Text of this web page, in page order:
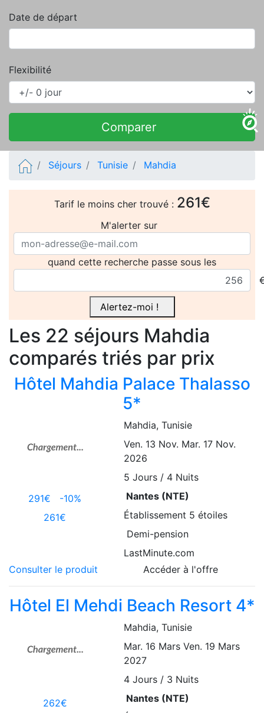
Date de départ
Flexibilité
Comparer
Séjours Tunisie Mahdia
Tarif le moins cher trouvé : 261€
M'alerter sur
quand cette recherche passe sous les
Alertez-moi !
Les 22 séjours Mahdia
comparés triés par prix
Hôtel Mahdia Palace Thalasso
5*
291€ -10%
261€
Mahdia, Tunisie
Ven. 13 Nov. Mar. 17 Nov.
2026
5 Jours / 4 Nuits
Nantes (NTE)
Établissement 5 étoiles
Demi-pension
LastMinute.com
Consulter le produit
Accéder à l'offre
Hôtel El Mehdi Beach Resort 4*
262€
Mahdia, Tunisie
Mar. 16 Mars Ven. 19 Mars
2027
4Jours / 3 Nuits
Nantes (NTE)